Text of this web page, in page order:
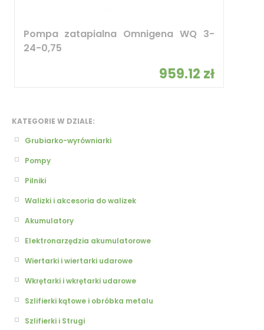
KATEGORIE W DZIALE:
Grubiarko-wyrówniarki
Pompy
Pilniki
Walizki i akcesoria do walizek
Akumulatory
Elektronarzędzia akumulatorowe
Wiertarki i wiertarki udarowe
Wkrętarki i wkrętarki udarowe
Szlifierki kątowe i obróbka metalu
Szlifierki i Strugi
Pompa zatapialna Omnigena WQ 3-
24-0,75
959.12 zł